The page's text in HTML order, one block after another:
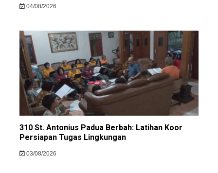
04/08/2026
310 St. Antonius Padua Berbah: Latihan Koor
Persiapan Tugas Lingkungan
03/08/2026